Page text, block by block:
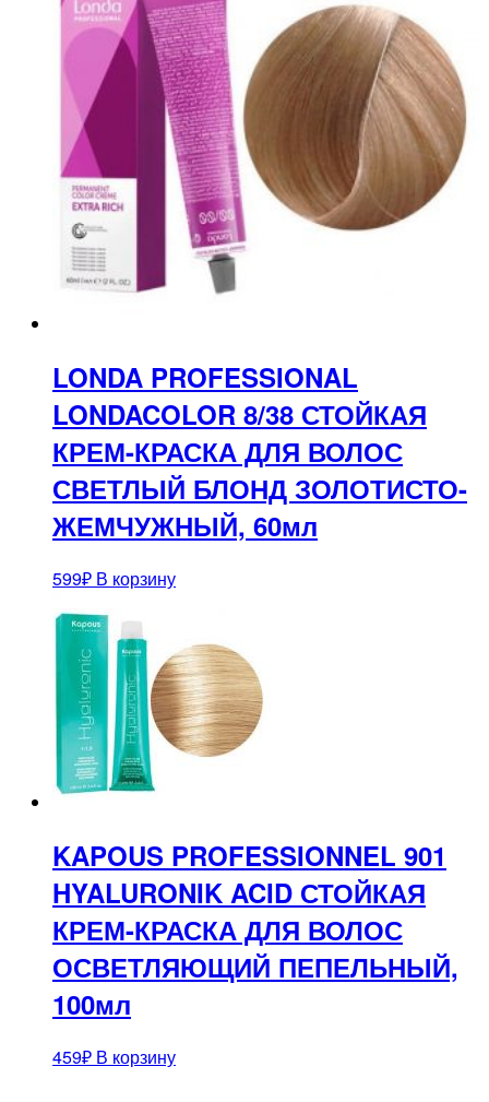
LONDA PROFESSIONAL
LONDACOLOR 8/38 СТОЙКАЯ
КРЕМ-КРАСКА ДЛЯ ВОЛОС
СВЕТЛЫЙ БЛОНД ЗОЛОТИСТО-
ЖЕМЧУЖНЫЙ, 60мл
599₽ В корзину
KAPOUS PROFESSIONNEL 901
HYALURONIK ACID СТОЙКАЯ
КРЕМ-КРАСКА ДЛЯ ВОЛОС
ОСВЕТЛЯЮЩИЙ ПЕПЕЛЬНЫЙ,
100мл
459₽ В корзину